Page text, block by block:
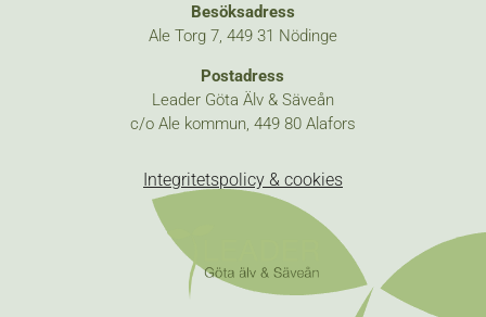
Besöksadress
Ale Torg 7, 449 31 Nödinge
Postadress
Leader Göta Älv & Säveån
c/o Ale kommun, 449 80 Alafors
Integritetspolicy & cookies